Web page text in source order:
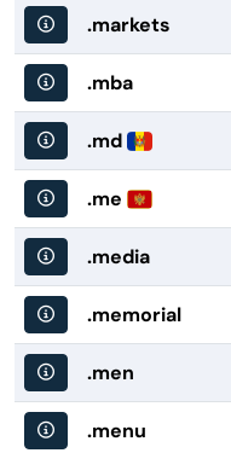
.markets
.mba
.md
.me
.media
.memorial
.men
.menu